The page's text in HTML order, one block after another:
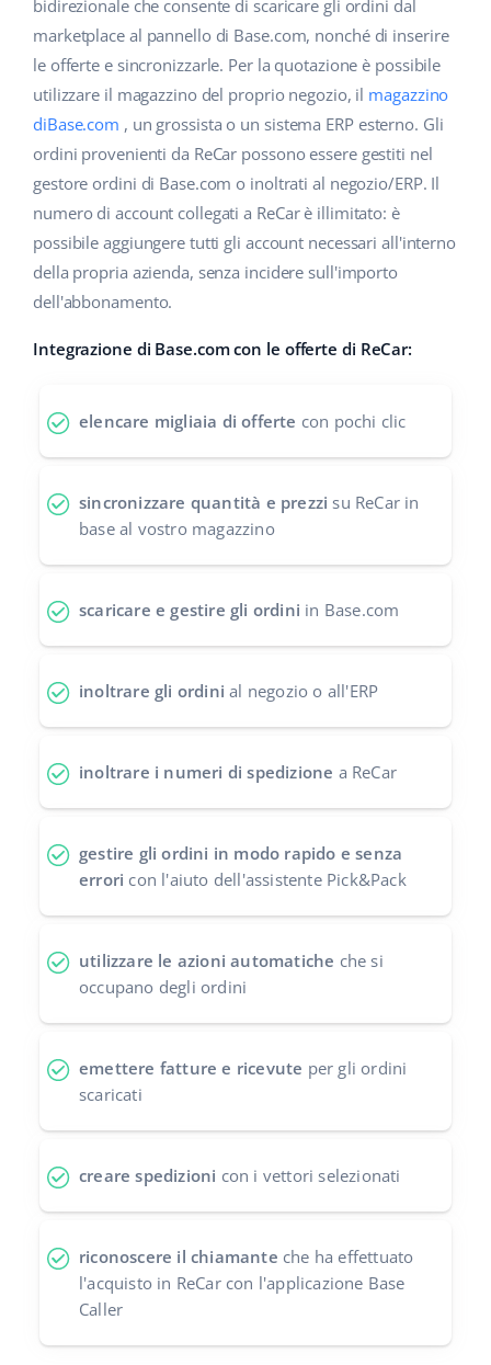
Gestione Spedizioni
Workflow Automation
Base Connect
AI per l'e-commerce
Prodotti per bambini
Elettronica
Automotive
Food&Grocery
Salute e bellezza
Moda
Centro Assistenza
Academy
Blog
Servizi
Audit dell'account
Altro
Collaborazione e partner
english (GB)
english (IN)
čeština
deutsch
Ελληνικά
Français
polski
bidirezionale che consente di scaricare gli ordini dal
marketplace al pannello di Base.com, nonché di inserire
le offerte e sincronizzarle. Per la quotazione è possibile
utilizzare il magazzino del proprio negozio, il magazzino
diBase.com , un grossista o un sistema ERP esterno. Gli
ordini provenienti da ReCar possono essere gestiti nel
gestore ordini di Base.com o inoltrati al negozio/ERP. Il
numero di account collegati a ReCar è illimitato: è
possibile aggiungere tutti gli account necessari all'interno
della propria azienda, senza incidere sull'importo
dell'abbonamento.
Integrazione di Base.com con le offerte di ReCar:
elencare migliaia di offerte con pochi clic
sincronizzare quantità e prezzi su ReCar in
base al vostro magazzino
scaricare e gestire gli ordini in Base.com
inoltrare gli ordini al negozio o all'ERP
inoltrare i numeri di spedizione a ReCar
gestire gli ordini in modo rapido e senza
errori con l'aiuto dell'assistente Pick&Pack
utilizzare le azioni automatiche che si
occupano degli ordini
emettere fatture e ricevute per gli ordini
scaricati
creare spedizioni con i vettori selezionati
riconoscere il chiamante che ha effettuato
l'acquisto in ReCar con l'applicazione Base
Caller